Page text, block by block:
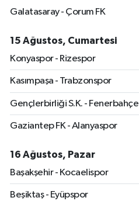
Galatasaray - Çorum FK
15 Ağustos, Cumartesi
Konyaspor - Rizespor
Kasımpaşa - Trabzonspor
Gençlerbirliği S.K. - Fenerbahçe
Gaziantep FK - Alanyaspor
16 Ağustos, Pazar
Başakşehir - Kocaelispor
Beşiktaş - Eyüpspor